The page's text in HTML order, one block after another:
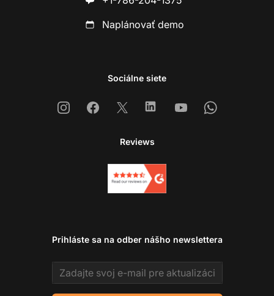
Naplánovať demo
Sociálne siete
InstagramFacebook
X LinkedinYoutubeWhatsapp
Reviews
Prihláste sa na odber nášho newslettera
Email address